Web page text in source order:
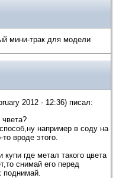
мини-трак для модели
2012 - 12:36) писал:
например в соду на
вроде этого.
где метал такого цвета
снимай его перед
поднимай.